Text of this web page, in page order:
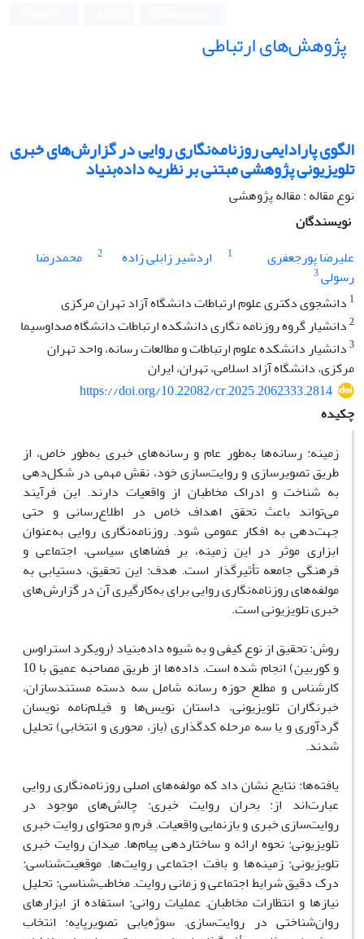
پژوهش‌های ارتباطی
الگوی پارادایمی روزنامه‌نگاری روایی در گزارش‌های خبری
تلویزیونی پژوهشی مبتنی بر نظریه داده‌بنیاد
نوع مقاله : مقاله پژوهشی
نویسندگان
علیرضا پورجعفری
1 اردشیر زابلی زاده 2
محمدرضا
رسولی3
1 دانشجوی دکتری علوم ارتباطات دانشگاه آزاد تهران مرکزی
2دانشیار گروه روزنامه نگاری دانشکده ارتباطات دانشگاه صداوسیما
3دانشیار دانشکده علوم ارتباطات و مطالعات رسانه، واحد تهران
مرکزی، دانشگاه آزاد اسلامی، تهران، ایران
https://doi.org/10.22082/cr.2025.2062333.2814
چکیده
زمینه: رسانه‌ها به‌طور عام و رسانه‌های خبری به‌طور خاص، از
طریق تصویرسازی و روایت‌سازی خود، نقش مهمی در شکل‌دهی
به شناخت و ادراک مخاطبان از واقعیات دارند. این فرآیند
می‌تواند باعث تحقق اهداف خاص در اطلاع‌رسانی و حتی
جهت‌دهی به افکار عمومی شود. روزنامه‌نگاری روایی به‌عنوان
ابزاری موثر در این زمینه، بر فضاهای سیاسی، اجتماعی و
فرهنگی جامعه تأثیرگذار است. هدف: این تحقیق، دستیابی به
مولفه‌های روزنامه‌نگاری روایی برای به‌کارگیری آن در گزارش‌های
خبری تلویزیونی است.
روش: تحقیق از نوع کیفی و به شیوه داده‌بنیاد (رویکرد استراوس
و کوربین) انجام شده است. داده‌ها از طریق مصاحبه عمیق با 10
کارشناس و مطلع حوزه رسانه شامل سه دسته مستندسازان،
خبرنگاران تلویزیونی، داستان نویس‌ها و فیلم‌نامه نویسان
گردآوری و با سه مرحله کدگذاری (باز، محوری و انتخابی) تحلیل
شدند.
یافته‌ها: نتایج نشان داد که مولفه‌های اصلی روزنامه‌نگاری روایی
عبارت‌اند از: بحران روایت خبری: چالش‌های موجود در
روایت‌سازی خبری و بازنمایی واقعیات. فرم و محتوای روایت خبری
تلویزیونی: نحوه ارائه و ساختاردهی پیام‌ها. میدان روایت خبری
تلویزیونی: زمینه‌ها و بافت اجتماعی روایت‌ها. موقعیت‌شناسی:
درک دقیق شرایط اجتماعی و زمانی روایت. مخاطب‌شناسی: تحلیل
نیازها و انتظارات مخاطبان. عملیات روانی: استفاده از ابزارهای
روان‌شناختی در روایت‌سازی. سوژه‌یابی تصویرپایه: انتخاب